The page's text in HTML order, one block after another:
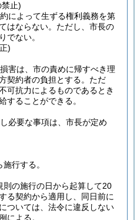
止)
によって生ずる権利義務を第
はならない。 ただし、市長の
でない。
)
害は、市の責めに帰すべき理
契約者の負担とする。 ただ
可抗力によるものであるとき
することができる。
必要な事項は、市長が定め
行する。
則の施行の日から起算して20
る契約から適用し、同日前に
ついては、法令に違反しない
による。